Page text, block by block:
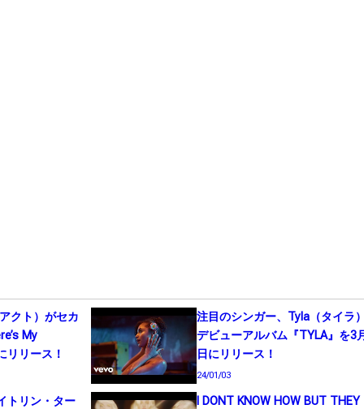
クト）がセカ
My
リリース！
注目のシンガー、Tyla（タイラ
デビューアルバム『TYLA』を3
日にリリース！
24/01/03
トリン・ター
I DONT KNOW HOW BUT THEY